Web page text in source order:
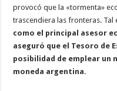
provocó que la «tormenta»
trascendiera las fronteras. Tal
como el principal asesor
aseguró que el Tesoro de
posibilidad de emplear un
moneda argentina.